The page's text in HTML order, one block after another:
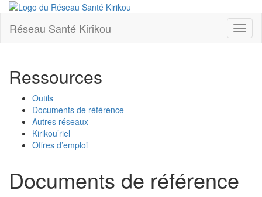
Réseau Santé Kirikou
Ressources
Outils
Documents de référence
Autres réseaux
Kirikou’riel
Offres d’emploi
Documents de référence